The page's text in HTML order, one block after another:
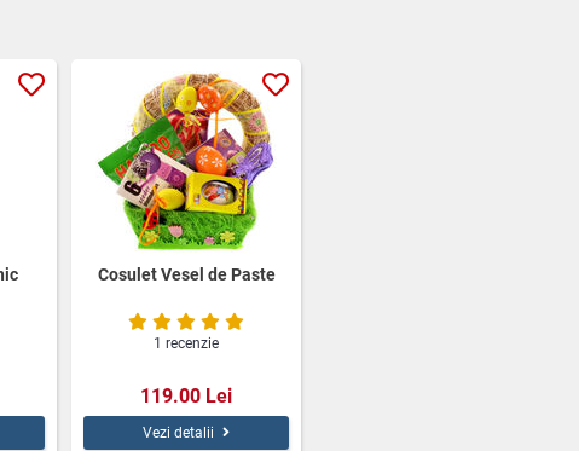
Cosulet Vesel de Paste
1 recenzie
119.00 Lei
Vezi detalii